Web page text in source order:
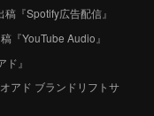
『Spotify広告配信』
『YouTube Audio』
』
アド ブランドリフトサ